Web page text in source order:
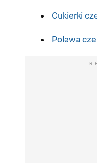
Cukierki
Polewa